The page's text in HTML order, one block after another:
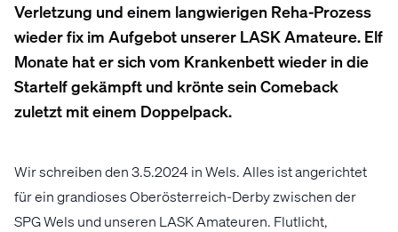
Verletzung und einem langwierigen Reha-Prozess
wieder fix im Aufgebot unserer LASK Amateure. Elf
Monate hat er sich vom Krankenbett wieder in die
Startelf gekämpft und krönte sein Comeback
zuletzt mit einem Doppelpack.
Wir schreiben den 3.5.2024 in Wels. Alles ist angerichtet
für ein grandioses Oberösterreich-Derby zwischen der
SPG Wels und unseren LASK Amateuren. Flutlicht,